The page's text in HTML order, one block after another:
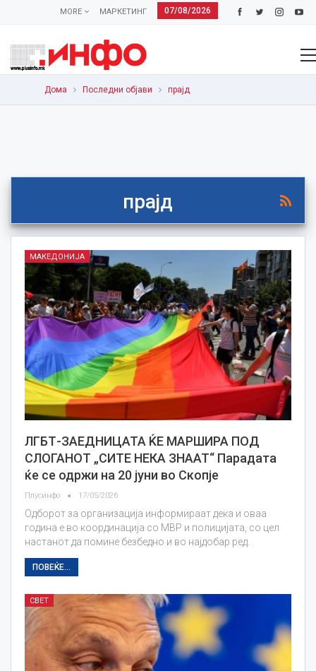
07/08/2026
МАРКЕТИНГ
MORE
Дома Последни објави прајд
прајд
МАКЕДОНИЈА
ЛГБТ-ЗАЕДНИЦАТА ЌЕ МАРШИРА ПОД
СЛОГАНОТ „СИТЕ НЕКА ЗНААТ“ Парадата
ќе се одржи на 20 јуни во Скопје
Плусинфо 17/05/2026
Одборот за организација информираат дека и оваа
година е во координација со МВР и полицијата, со цел
настанот да помине безбедно и во најдобар ред.
ПОВЕЌЕ...
СВЕТ